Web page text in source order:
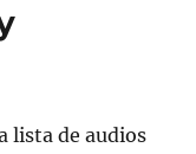
lista de audios